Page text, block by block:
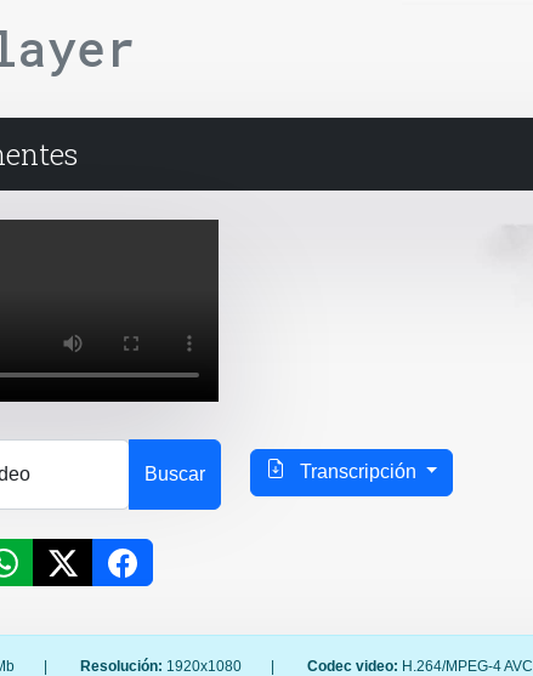
Buscar Transcripción
| Resolución: 1920x1080 | Codec video: H.264/MPEG-4 AVC